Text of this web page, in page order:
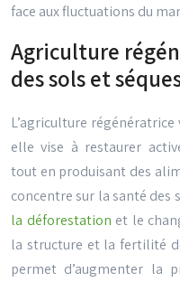
face aux fluctuations du
Agriculture
des sols et
L’agriculture
elle vise à restaurer
tout en produisant des
concentre sur la santé des
la déforestation et le
la structure et la fertilité
permet d’augmenter la